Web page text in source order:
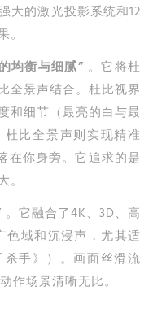
大的激光投影系统和12
均衡与细腻” 。它将杜
全景声结合。杜比视界
和细节（最亮的白与最
比全景声则实现精准
在你身旁。它追求的是
。它融合了4K、3D、高
色域和沉浸声，尤其适
手》）。画面丝滑流
作场景清晰无比。